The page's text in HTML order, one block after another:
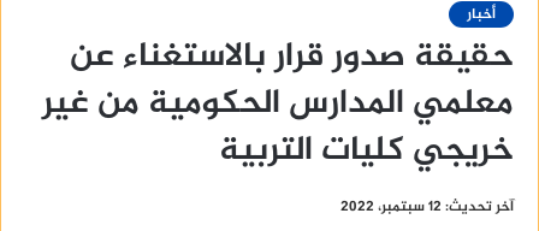
أخبار
حقيقة صدور قرار بالاستغناء عن
معلمي المدارس الحكومية من غير
خريجي كليات التربية
آخر تحديث: 12 سبتمبر، 2022